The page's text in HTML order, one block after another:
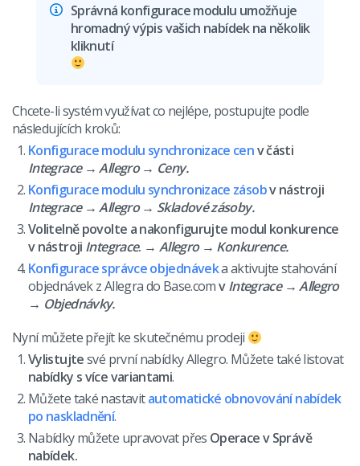
Správná konfigurace modulu umožňuje
hromadný výpis vašich nabídek na několik
kliknutí
Chcete-li systém využívat co nejlépe, postupujte podle
následujících kroků:
Konfigurace modulu synchronizace cenv části
Integrace → Allegro → Ceny.
Konfigurace modulu synchronizace zásobv nástroji
Integrace → Allegro → Skladové zásoby.
Volitelně povolte a nakonfigurujte modul konkurence
v nástroji Integrace. → Allegro → Konkurence.
Konfigurace správce objednáveka aktivujte stahování
objednávek z Allegra do Base.comvIntegrace → Allegro
→ Objednávky.
Nyní můžete přejít ke skutečnému prodeji
Vylistujtesvé první nabídky Allegro. Můžete také listovat
nabídky s více variantami.
Můžete také nastavitautomatické obnovování nabídek
po naskladnění.
Nabídky můžete upravovat přes Operace v Správě
nabídek.